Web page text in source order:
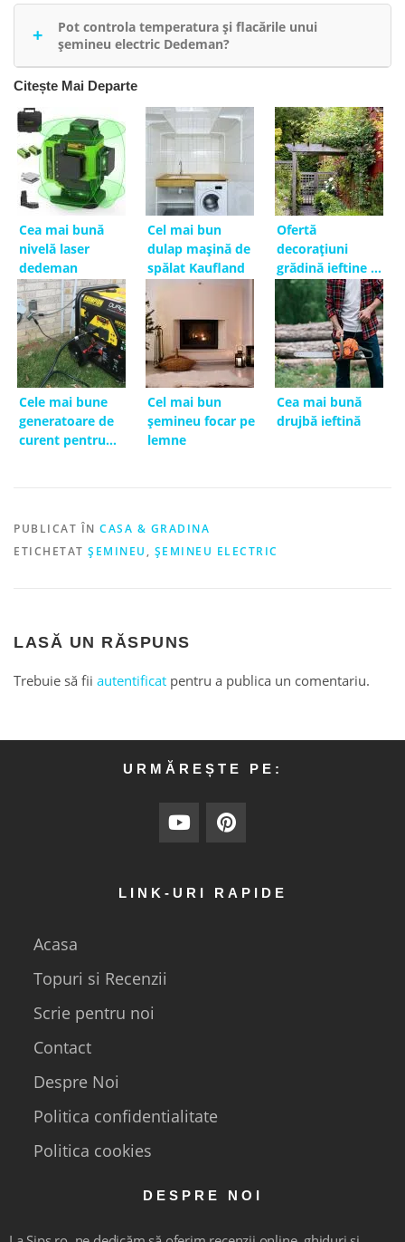
Durata de viață a unui șemineu electric poate varia în
funcție de utilizare și de întreținere, dar majoritatea
modelelor de calitate oferite de Dedeman sunt
construite pentru a dura mulți ani.
Pot controla temperatura și flacările unui
șemineu electric Dedeman?
Da, majoritatea șemineelor electrice Dedeman vin cu
opțiuni de control al temperaturii și flăcărilor,
permițându-vă să personalizați experiența
dumneavoastră.
Citește Mai Departe
Cea mai bună
nivelă laser
dedeman
Cel mai bun
dulap maşină de
spălat Kaufland
Ofertă
decorațiuni
grădină ieftine și
elegante
Cele mai bune
generatoare de
curent pentru
Cel mai bun
șemineu focar pe
lemne
Cea mai bună
drujbă ieftină
PUBLICAT ÎN CASA & GRADINA
ETICHETAT ȘEMINEU , ȘEMINEU ELECTRIC
LASĂ UN RĂSPUNS
Trebuie să fii autentificat pentru a publica un comentariu.
URMĂREȘTE PE:
LINK-URI RAPIDE
Acasa
Topuri si Recenzii
Scrie pentru noi
Contact
Despre Noi
Politica confidentialitate
Politica cookies
DESPRE NOI